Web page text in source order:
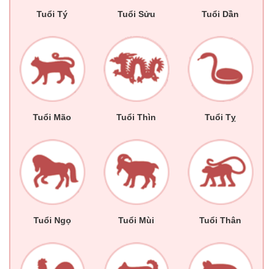
Tuổi Tý Tuổi Sửu Tuổi Dần
Tuổi Mão Tuổi Thìn Tuổi Tỵ
Tuổi Ngọ Tuổi Mùi Tuổi Thân